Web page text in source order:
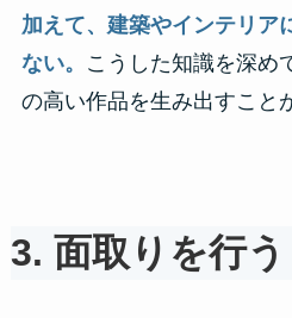
加えて、建築やインテリア
ない。
こうした知識を深め
の高い作品を生み出すこと
3. 面取りを行う